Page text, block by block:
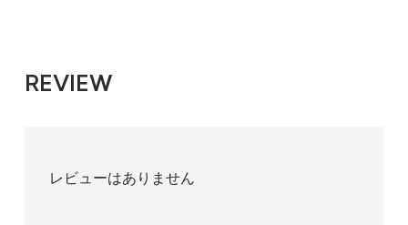
REVIEW
レビューはありません